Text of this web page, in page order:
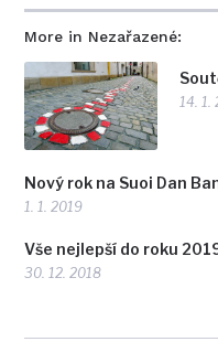
More in Nezařazené:
14. 1.
Nový rok na Suoi Dan
1. 1. 2019
Vše nejlepší do roku
30. 12. 2018